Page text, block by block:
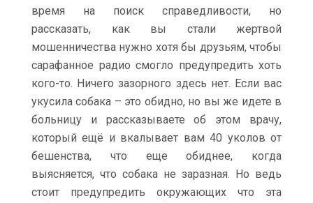
время на поиск справедливости, но
рассказать, как вы стали жертвой
мошенничества нужно хотя бы друзьям, чтобы
сарафанное радио смогло предупредить хоть
кого-то. Ничего зазорного здесь нет. Если вас
укусила собака – это обидно, но вы же идете в
больницу и рассказываете об этом врачу,
который ещё и вкалывает вам 40 уколов от
бешенства, что еще обиднее, когда
выясняется, что собака не заразная. Но ведь
стоит предупредить окружающих что эта